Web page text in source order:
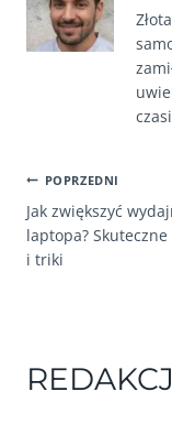
WPISU
POPRZEDNI
Jak zwiększyć
laptopa?
i triki